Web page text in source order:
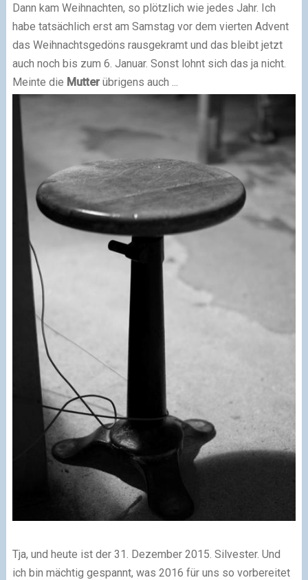
Dann kam Weihnachten, so plötzlich wie jedes Jahr. Ich
habe tatsächlich erst am Samstag vor dem vierten Advent
das Weihnachtsgedöns rausgekramt und das bleibt jetzt
auch noch bis zum 6. Januar. Sonst lohnt sich das ja nicht.
Meinte die Mutterübrigens auch ...
Tja, und heute ist der 31. Dezember 2015. Silvester. Und
ich bin mächtig gespannt, was 2016 für uns so vorbereitet